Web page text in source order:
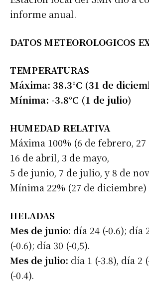
informe anual.
DATOS METEOROLOGICOS
TEMPERATURAS
Máxima: 38.3°C (31 de
Mínima: -3.8°C (1 de julio)
HUMEDAD RELATIVA
Máxima 100% (6 de febrero,
16 de abril, 3 de mayo,
5 de junio, 7 de julio, y 8 de
Mínima 22% (27 de diciembre)
HELADAS
Mes de junio: día 24 (-0.6); día
(-0.6); día 30 (-0,5).
Mes de julio: día 1 (-3.8), día 2
(-0.4).